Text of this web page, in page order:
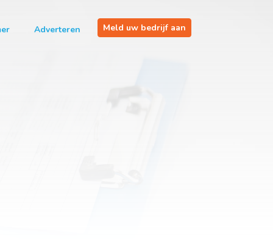
Adverteren Meld uw bedrijf aan